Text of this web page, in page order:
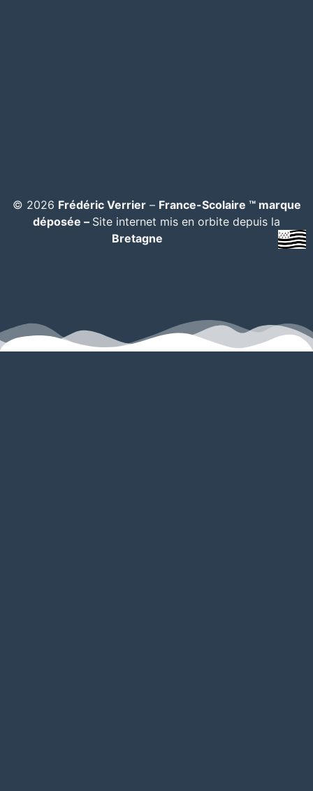
© 2026 Frédéric Verrier– France-Scolaire ™ marque
déposée – Site internet mis en orbite depuis la
Bretagne